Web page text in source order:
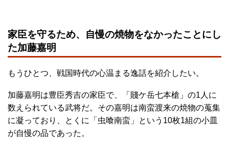
家臣を守るため、自慢の焼物をなかったことにし
た加藤嘉明
もうひとつ、戦国時代の心温まる逸話を紹介したい。
加藤嘉明は豊臣秀吉の家臣で、「賤ケ岳七本槍」の1人に
数えられている武将だ。その嘉明は南蛮渡来の焼物の蒐集
に凝っており、とくに「虫喰南蛮」という10枚1組の小皿
が自慢の品であった。